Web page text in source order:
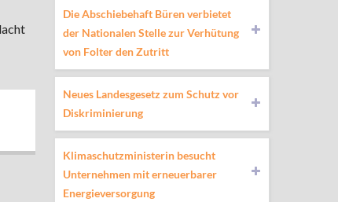
Die Abschiebehaft Büren verbietet
der Nationalen Stelle zur Verhütung
von Folter den Zutritt
Neues Landesgesetz zum Schutz vor
Diskriminierung
Klimaschutzministerin besucht
Unternehmen mit erneuerbarer
Energieversorgung